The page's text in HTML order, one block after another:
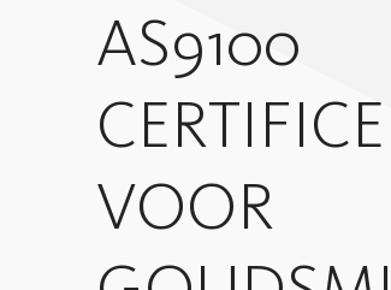
AS9100
VOOR